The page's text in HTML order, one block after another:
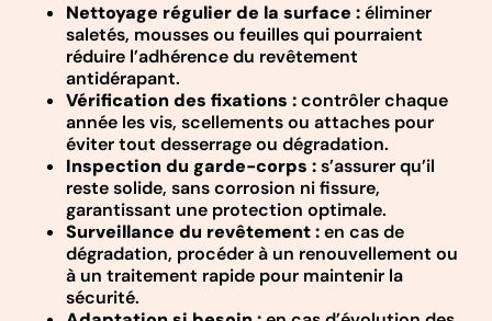
Nettoyage régulier de la surface :éliminer
saletés, mousses ou feuilles qui pourraient
réduire l’adhérence du revêtement
antidérapant.
Vérification des fixations :contrôler chaque
année les vis, scellements ou attaches pour
éviter tout desserrage ou dégradation.
Inspection du garde-corps :s’assurer qu’il
reste solide, sans corrosion ni fissure,
garantissant une protection optimale.
Surveillance du revêtement :en cas de
dégradation, procéder à un renouvellement ou
à un traitement rapide pour maintenir la
sécurité.